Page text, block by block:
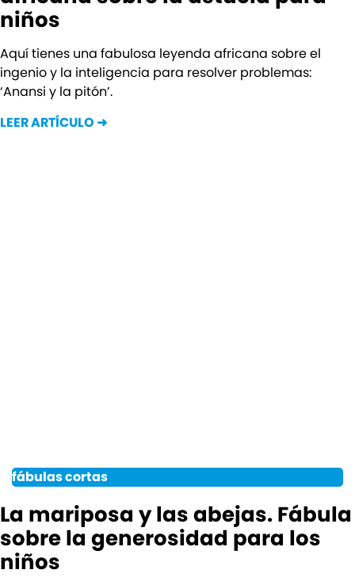
niños
Aquí tienes una fabulosa leyenda africana sobre el
ingenio y la inteligencia para resolver problemas:
‘Anansi y la pitón’.
LEER ARTÍCULO ➜
fábulas cortas
La mariposa y las abejas. Fábula
sobre la generosidad para los
niños